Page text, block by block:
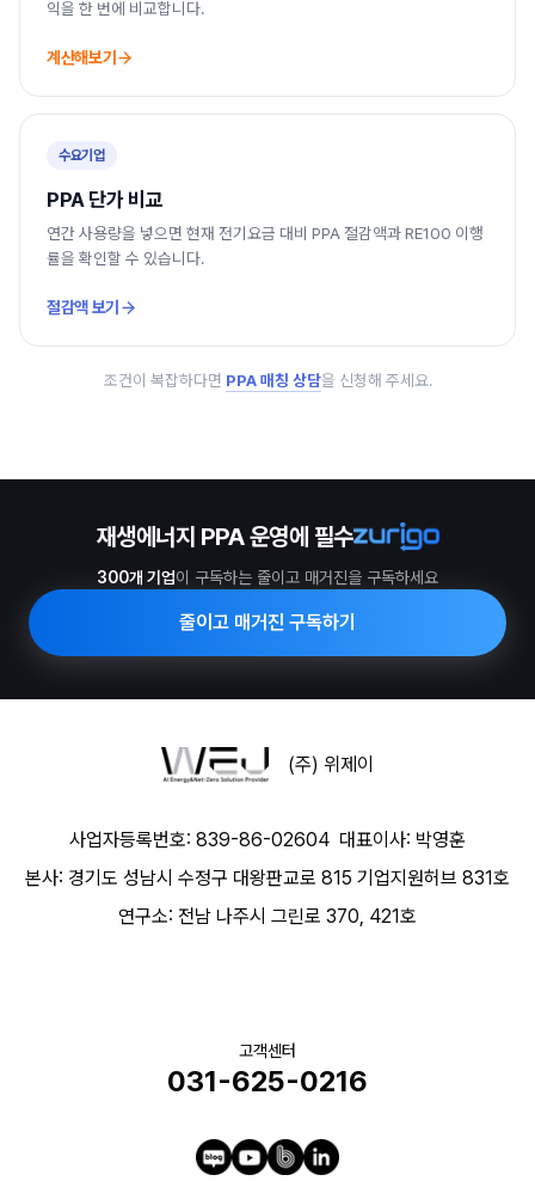
익을 한 번에 비교합니다.
계산해보기
수요기업
PPA 단가 비교
연간 사용량을 넣으면 현재 전기요금 대비 PPA 절감액과 RE100 이행
률을 확인할 수 있습니다.
절감액 보기
조건이 복잡하다면 PPA 매칭 상담을 신청해 주세요.
재생에너지 PPA 운영에 필수
300개 기업이 구독하는 줄이고 매거진을 구독하세요
줄이고 매거진 구독하기
(주) 위제이
사업자등록번호: 839-86-02604 대표이사: 박영훈
본사: 경기도 성남시 수정구 대왕판교로 815 기업지원허브 831호
연구소: 전남 나주시 그린로 370, 421호
고객센터
031-625-0216